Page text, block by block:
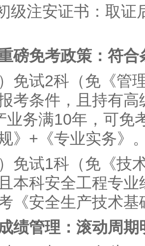
注安证书：取证
磅免考政策：符合
试2科（免《管理
考条件，且持有
业务满10年，可免
》+《专业实务》
试1科（免《技术
本科安全工程专
《安全生产技术基
绩管理：滚动周